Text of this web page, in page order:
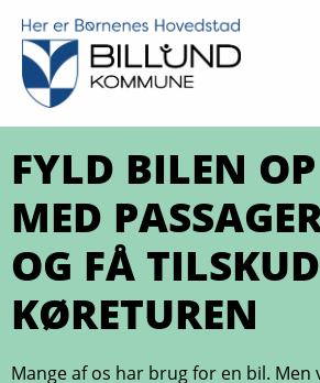
FYLD BILEN OP
MED
OG FÅ
KØRETUREN
Mange af os har brug for en bil. Men